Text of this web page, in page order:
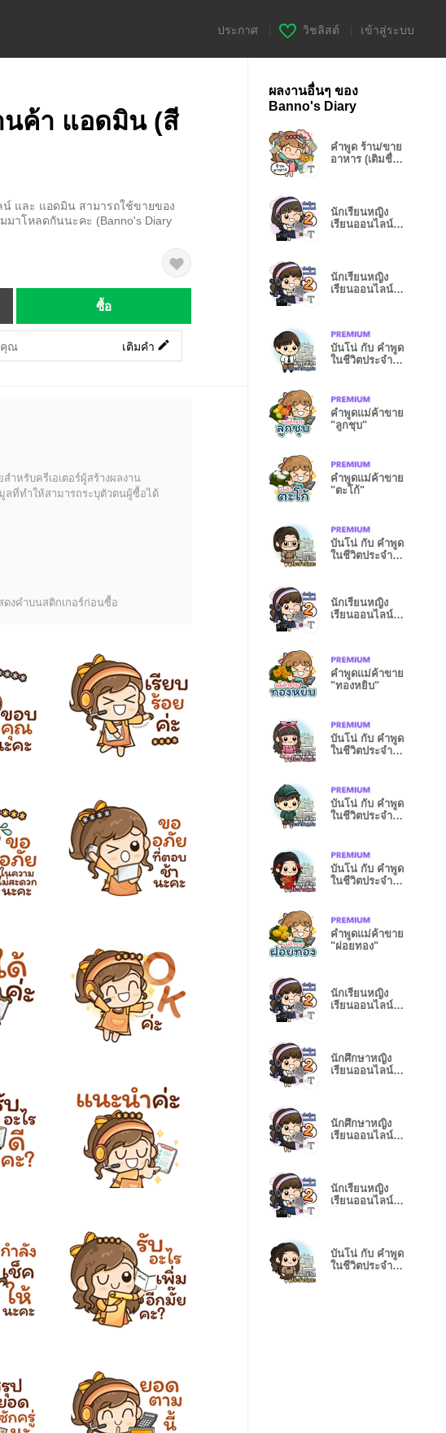
ประกาศ วิชลิสต์ เข้าสู่ระบบ
ค้า แอดมิน (สี
และ แอดมิน สามารถใช้ขายของ
มาโหลดกันนะคะ (Banno's Diary
ซื้อ
เติมคำ
ำหรับครีเอเตอร์ผู้สร้างผลงาน
ที่ทำให้สามารถระบุตัวตนผู้ซื้อได้
ดงคำบนสติกเกอร์ก่อนซื้อ
ผลงานอื่นๆ ของ
Banno's Diary
คำพูด ร้าน/ขาย
อาหาร (เติมชื่อ
นักเรียนหญิง
เรียนออนไลน์2
นักเรียนหญิง
เรียนออนไลน์2
บันโน่ กับ คำพูด
ในชีวิตประจำวัน
คำพูดแม่ค้าขาย
"ลูกชุบ"
คำพูดแม่ค้าขาย
"ตะโก้"
บันโน่ กับ คำพูด
ในชีวิตประจำวัน
นักเรียนหญิง
เรียนออนไลน์2
คำพูดแม่ค้าขาย
"ทองหยิบ"
บันโน่ กับ คำพูด
ในชีวิตประจำวัน
บันโน่ กับ คำพูด
ในชีวิตประจำวัน
บันโน่ กับ คำพูด
ในชีวิตประจำวัน
คำพูดแม่ค้าขาย
"ฝอยทอง"
นักเรียนหญิง
เรียนออนไลน์
นักศึกษาหญิง
เรียนออนไลน์2
นักศึกษาหญิง
เรียนออนไลน์2
นักเรียนหญิง
เรียนออนไลน์2
บันโน่ กับ คำพูด
ในชีวิตประจำวัน